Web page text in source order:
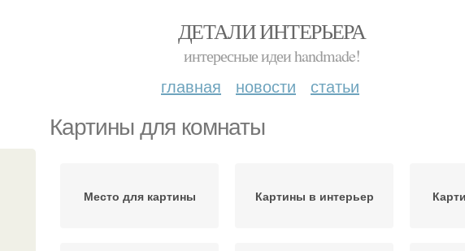
ДЕТАЛИ ИНТЕРЬЕРА
интересные идеи handmade!
главная новости статьи
Картины для комнаты
Место для картины Картины в интерьер